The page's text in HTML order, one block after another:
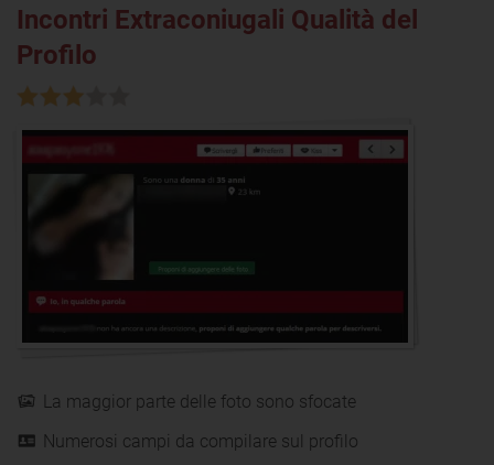
Incontri Extraconiugali Qualità del
Profilo
La maggior parte delle foto sono sfocate
Numerosi campi da compilare sul profilo